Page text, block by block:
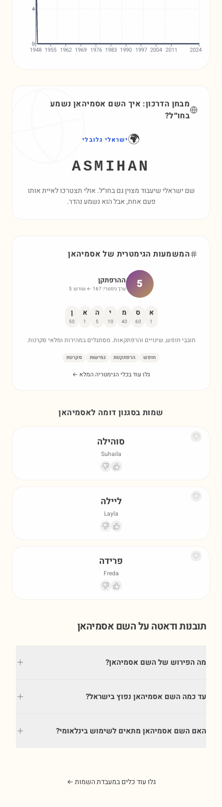
1948 1955 1962 1969 1976 1983 1990 1997 2004 2011 2024
0
4
מבחן הדרכון: איך השם אסמיהאן נשמע
בחו״ל?
🌍ישראלי גלובלי
ASMIHAN
שם ישראלי שיעבוד מצוין גם בחו״ל. אולי תצטרכו לאיית אותו
פעם אחת, אבל הוא נשמע נהדר.
המשמעות הגימטרית של אסמיהאן
5 ההרפתקן
ערך גימטרי: 167 ← שורש: 5
א
1
ס
60
מ
40
י
10
ה
5
א
1
ן
50
חובבי חופש, שינויים והרפתקאות. מסתגלים במהירות ומלאי סקרנות.
חופש הרפתקנות גמישות סקרנות
גלו עוד בכלי הגימטריה המלא ←
שמות בסגנון דומה לאסמיהאן
סוהילה
Suhaila
ליילה
Layla
פרידה
Freda
תובנות ודאטה על השםאסמיהאן
מה הפירוש של השם אסמיהאן?
עד כמה השם אסמיהאן נפוץ בישראל?
האם השם אסמיהאן מתאים לשימוש בינלאומי?
גלו עוד כלים במעבדת השמות ←